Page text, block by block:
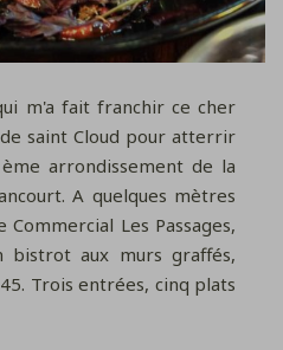
m'a fait franchir ce cher
saint Cloud pour atterrir
arrondissement de la
A quelques mètres
Les Passages,
bistrot aux murs graffés,
Trois entrées, cinq plats